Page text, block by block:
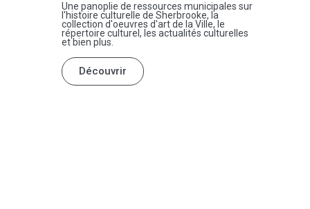
Une panoplie de ressources municipales sur
l'histoire culturelle de Sherbrooke, la
collection d'oeuvres d'art de la Ville, le
répertoire culturel, les actualités culturelles
et bien plus.
Découvrir